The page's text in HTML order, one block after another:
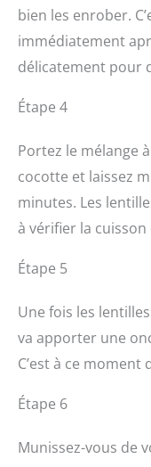
bien les enrober.
immédiatement
délicatement pour
Étape 4
Portez le mélange
cocotte et laissez
minutes. Les
à vérifier la
Étape 5
Une fois les
va apporter une
C’est à ce
Étape 6
Munissez-vous de